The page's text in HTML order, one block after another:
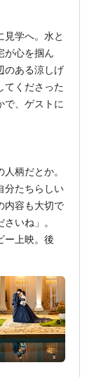
見学へ。水と
が心を掴ん
のある涼しげ
てくださった
で、ゲストに
柄だとか。
分たちらしい
内容も大切で
いね」。
ー上映。後